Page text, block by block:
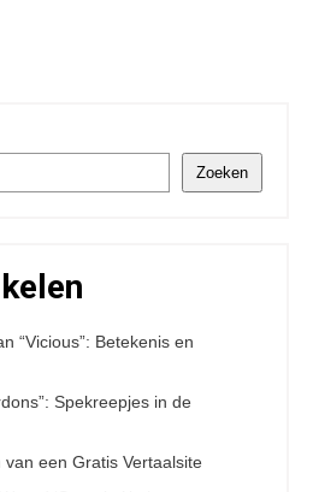
Zoeken
“Vicious”: Betekenis en
Spekreepjes in de
een Gratis Vertaalsite